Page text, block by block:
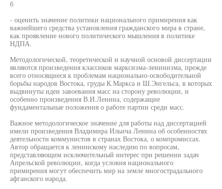
б
- оценить значение политики национального примирения как
важнейшего средства установления гражданского мира в стране,
как проявление нового политического мышления в политике
НДПА.
Методологической, теоретической и научной основой диссертации
являются произведения классиков марксизма-ленинизма, прежде
всего относящиеся к проблемам национально-освободительной
борьбы народов Востока, груды К.Маркса и Ш.Энгельса, в которых
выдвинуты идеи завоевания масс на сторону революции, и
особенно произведения В.И.Ленина, содержащие
фундаментальные положения о работе партии среди масс.
Важное методологическое значение для работы над диссертацией
имели произведения Владимира Ильича Ленина об особенностях
деятельности коммунистов в странах Востока, о компромиссах.
Автор обращается к ленинскому наследию по вопросам,
представляющим исключительный интерес при решении задач
Апрельской революции, когда условия национального
примирения могут обеспечить мир на земле многострадального
афганского народа.